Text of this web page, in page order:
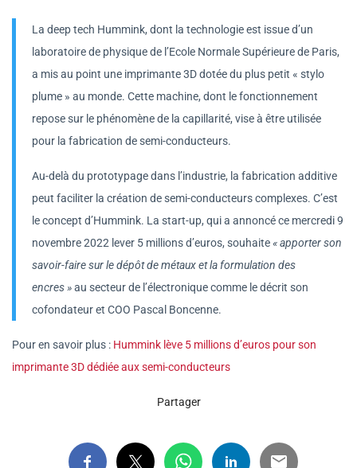
La deep tech Hummink, dont la technologie est issue d’un
laboratoire de physique de l’Ecole Normale Supérieure de Paris,
a mis au point une imprimante 3D dotée du plus petit « stylo
plume » au monde. Cette machine, dont le fonctionnement
repose sur le phénomène de la capillarité, vise à être utilisée
pour la fabrication de semi-conducteurs.
Au-delà du prototypage dans l’industrie, la fabrication additive
peut faciliter la création de semi-conducteurs complexes. C’est
le concept d’Hummink. La start-up, qui a annoncé ce mercredi 9
novembre 2022 lever 5 millions d’euros, souhaite« apporter son
savoir-faire sur le dépôt de métaux et la formulation des
encres »au secteur de l’électronique comme le décrit son
cofondateur et COO Pascal Boncenne.
Pour en savoir plus : Hummink lève 5 millions d’euros pour son
imprimante 3D dédiée aux semi-conducteurs
Partager